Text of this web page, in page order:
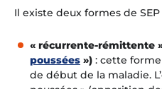
Il existe deux formes de SEP
« récurrente-rémittente
poussées ») : cette
de début de la maladie.